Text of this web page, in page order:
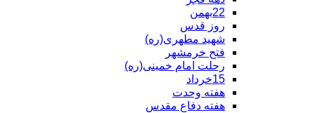
22بهمن
روز قدس
شهید مطهری(ره)
فتح خرمشهر
رحلت امام خمینی(ره)
15خرداد
هفته وحدت
هفته دفاع مقدس